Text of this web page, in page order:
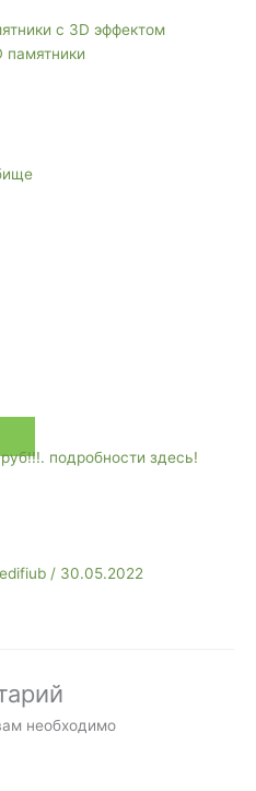
с 3D эффектом
подробности здесь!
/ 30.05.2022
необходимо